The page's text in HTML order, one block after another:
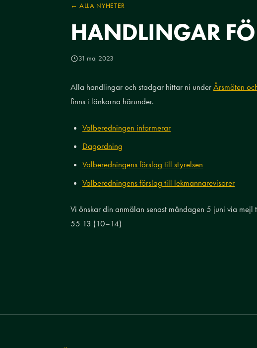
← ALLA NYHETER
HANDLINGAR
31 maj 2023
Alla handlingar och stadgar hittar ni under Årsmöten
finns i länkarna härunder.
Valberedningen informerar
Dagordning
Valberedningens förslag till styrelsen
Valberedningens förslag till lekmannarevisorer
Vi önskar din anmälan senast måndagen 5 juni via mejl
55 13 (10–14)